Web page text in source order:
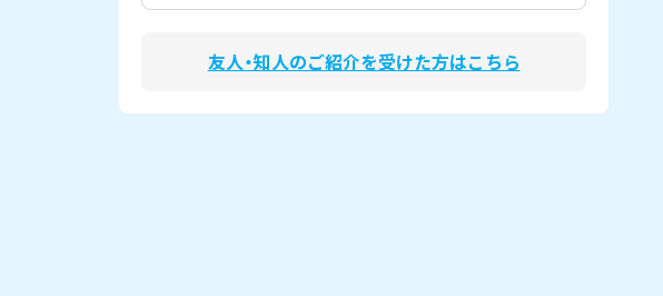
友人・知人のご紹介を受けた方はこちら